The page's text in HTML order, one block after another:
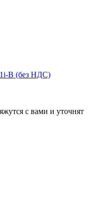
B (без НДС)
с вами и уточнят